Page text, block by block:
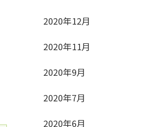
2020年12月
2020年11月
2020年9月
2020年7月
2020年6月